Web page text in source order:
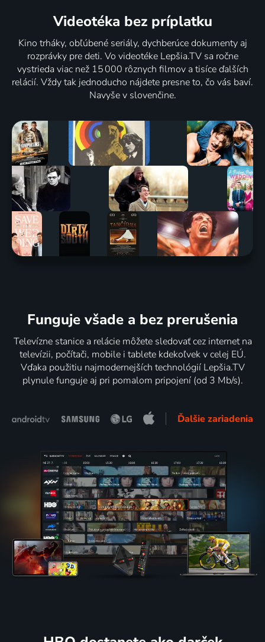
Videotéka bez príplatku
Kino trháky, obľúbené seriály, dychberúce dokumenty aj
rozprávky pre deti. Vo videotéke Lepšia.TV sa ročne
vystrieda viac než 15 000 rôznych filmov a tisíce ďalších
relácií. Vždy tak jednoducho nájdete presne to, čo vás baví.
Navyše v slovenčine.
Funguje všade a bez prerušenia
Televízne stanice a relácie môžete sledovať cez internet na
televízii, počítači, mobile i tablete kdekoľvek v celej EÚ.
Vďaka použitiu najmodernejších technológií Lepšia.TV
plynule funguje aj pri pomalom pripojení (od 3 Mb/s).
Ďalšie zariadenia